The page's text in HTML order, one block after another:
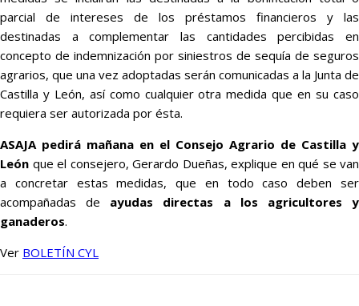
parcial de intereses de los préstamos financieros y las
destinadas a complementar las cantidades percibidas en
concepto de indemnización por siniestros de sequía de seguros
agrarios, que una vez adoptadas serán comunicadas a la Junta de
Castilla y León, así como cualquier otra medida que en su caso
requiera ser autorizada por ésta.
ASAJA pedirá mañana en el Consejo Agrario de Castilla y
León que el consejero, Gerardo Dueñas, explique en qué se van
a concretar estas medidas, que en todo caso deben ser
acompañadas de ayudas directas a los agricultores y
ganaderos.
Ver BOLETÍN CYL